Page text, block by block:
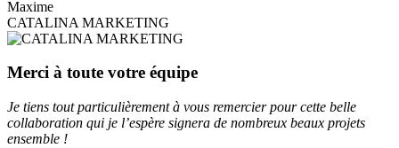
Maxime
CATALINA MARKETING
Merci à toute votre équipe
Je tiens tout particulièrement à vous remercier pour cette belle
collaboration qui je l’espère signera de nombreux beaux projets
ensemble !